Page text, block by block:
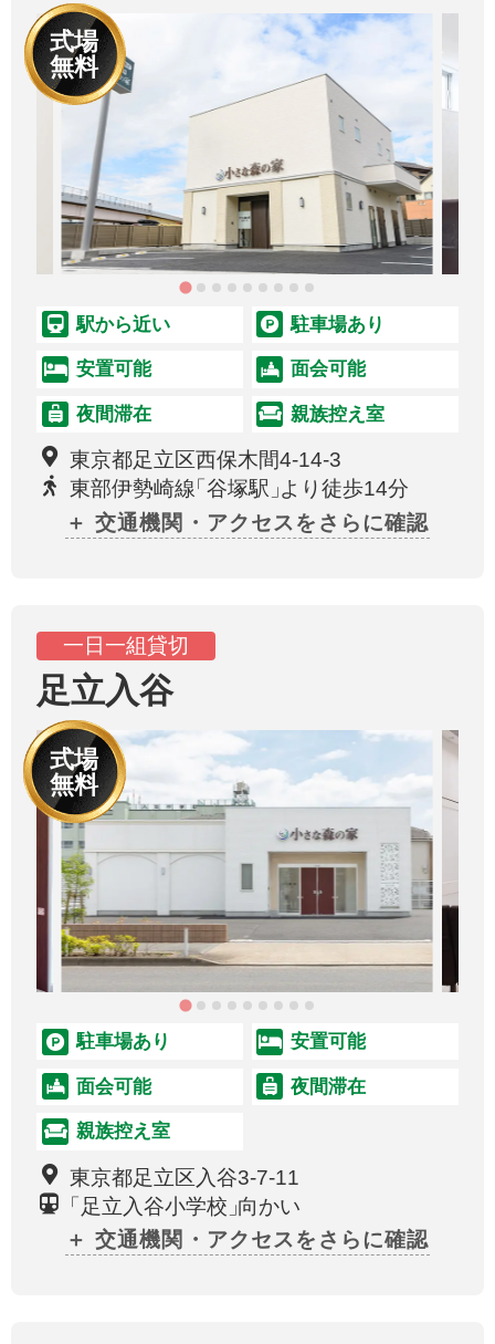
式場
無料
駅から近い 駐車場あり
安置可能 面会可能
夜間滞在 親族控え室
東京都足立区西保木間4-14-3
東部伊勢崎線「 谷塚駅 」より徒歩14分
＋ 交通機関・アクセスをさらに確認
一日一組貸切
足立入谷
式場
無料
駐車場あり 安置可能
面会可能 夜間滞在
親族控え室
東京都足立区入谷3-7-11
「足立入谷小学校 」
向かい
＋ 交通機関・アクセスをさらに確認